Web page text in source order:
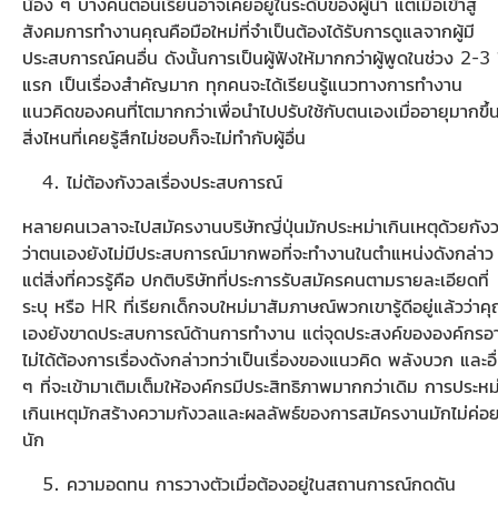
สังคมการทำงานคุณคือมือใหม่ที่จำเป็นต้องได้รับการดูแลจากผู้มี
ประสบการณ์คนอื่น ดังนั้นการเป็นผู้ฟังให้มากกว่าผู้พูดในช่วง 2-3
แรก เป็นเรื่องสำคัญมาก ทุกคนจะได้เรียนรู้แนวทางการทำงาน
แนวคิดของคนที่โตมากกว่าเพื่อนำไปปรับใช้กับตนเองเมื่ออายุมากขึ้
สิ่งไหนที่เคยรู้สึกไม่ชอบก็จะไม่ทำกับผู้อื่น
ไม่ต้องกังวลเรื่องประสบการณ์
หลายคนเวลาจะไปสมัครงานบริษัทญี่ปุ่นมักประหม่าเกินเหตุด้วยกัง
ว่าตนเองยังไม่มีประสบการณ์มากพอที่จะทำงานในตำแหน่งดังกล่าว
แต่สิ่งที่ควรรู้คือ ปกติบริษัทที่ประการรับสมัครคนตามรายละเอียดที่
ระบุ หรือ HR ที่เรียกเด็กจบใหม่มาสัมภาษณ์พวกเขารู้ดีอยู่แล้วว่า
เองยังขาดประสบการณ์ด้านการทำงาน แต่จุดประสงค์ขององค์กรอ
ไม่ได้ต้องการเรื่องดังกล่าวทว่าเป็นเรื่องของแนวคิด พลังบวก และ
ๆ ที่จะเข้ามาเติมเต็มให้องค์กรมีประสิทธิภาพมากกว่าเดิม การประห
เกินเหตุมักสร้างความกังวลและผลลัพธ์ของการสมัครงานมักไม่ค่อ
นัก
ความอดทน การวางตัวเมื่อต้องอยู่ในสถานการณ์กดดัน